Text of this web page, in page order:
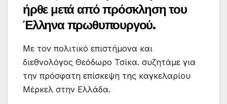
ήρθε μετά από πρόσκληση του
Έλληνα πρωθυπουργού.
Με τον πολιτικό επιστήμονα και
διεθνολόγος Θεόδωρο Τσίκα. συζητάμε για
την πρόσφατη επίσκεψη της καγκελαρίου
Μέρκελ στην Ελλάδα.